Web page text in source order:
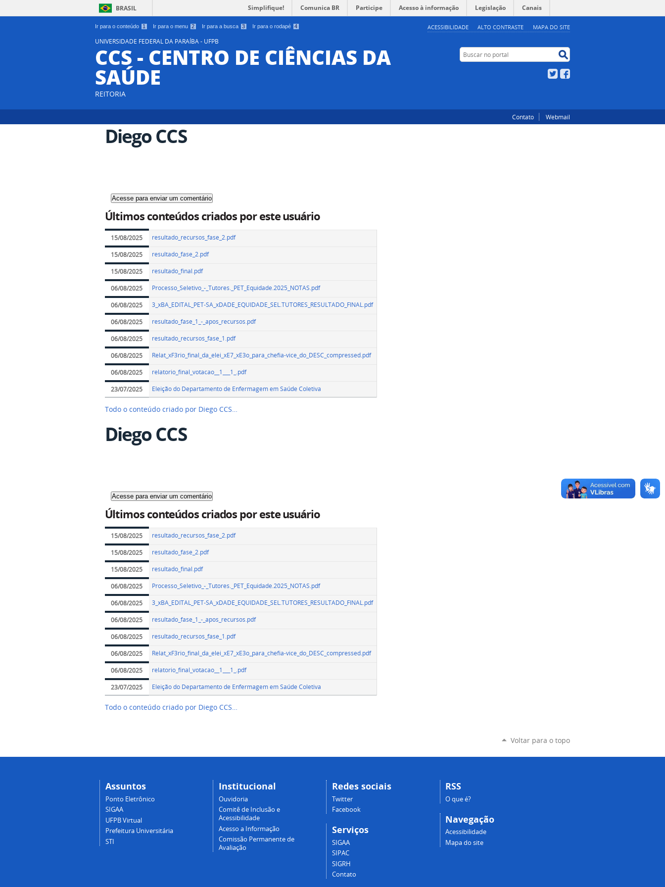
Ir para o conteúdo 1 Ir para o menu 2 Ir para a busca 3 Ir para o rodapé 4 ACESSIBILIDADE ALTO CONTRASTE MAPA DO SITE
BRASIL Simplifique! Comunica BR Participe Acesso à informação Legislação Canais
UNIVERSIDADE FEDERAL DA PARAÍBA - UFPB
CCS - CENTRO DE CIÊNCIAS DA
SAÚDE
REITORIA
Buscar no portal
Twitter
Contato Webmail
Diego CCS
Últimos conteúdos criados por este usuário
15/08/2025 resultado_recursos_fase_2.pdf
15/08/2025 resultado_fase_2.pdf
15/08/2025 resultado_final.pdf
06/08/2025 Processo_Seletivo_-_Tutores._PET_Equidade.2025_NOTAS.pdf
06/08/2025 3_xBA_EDITAL_PET-SA_xDADE_EQUIDADE_SEL.TUTORES_RESULTADO_FINAL.pdf
06/08/2025 resultado_fase_1_-_apos_recursos.pdf
06/08/2025 resultado_recursos_fase_1.pdf
06/08/2025 Relat_xF3rio_final_da_elei_xE7_xE3o_para_chefia-vice_do_DESC_compressed.pdf
06/08/2025 relatorio_final_votacao__1___1_.pdf
23/07/2025 Eleição do Departamento de Enfermagem em Saúde Coletiva
Todo o conteúdo criado por Diego CCS…
Diego CCS
Últimos conteúdos criados por este usuário
15/08/2025 resultado_recursos_fase_2.pdf
15/08/2025 resultado_fase_2.pdf
15/08/2025 resultado_final.pdf
06/08/2025 Processo_Seletivo_-_Tutores._PET_Equidade.2025_NOTAS.pdf
06/08/2025 3_xBA_EDITAL_PET-SA_xDADE_EQUIDADE_SEL.TUTORES_RESULTADO_FINAL.pdf
06/08/2025 resultado_fase_1_-_apos_recursos.pdf
06/08/2025 resultado_recursos_fase_1.pdf
06/08/2025 Relat_xF3rio_final_da_elei_xE7_xE3o_para_chefia-vice_do_DESC_compressed.pdf
06/08/2025 relatorio_final_votacao__1___1_.pdf
23/07/2025 Eleição do Departamento de Enfermagem em Saúde Coletiva
Todo o conteúdo criado por Diego CCS…
Voltar para o topo
Assuntos
Ponto Eletrônico
SIGAA
UFPB Virtual
Prefeitura Universitária
STI
Institucional
Ouvidoria
Comitê de Inclusão e
Acessibilidade
Acesso a Informação
Comissão Permanente de
Avaliação
Redes sociais
Twitter
Facebook
Serviços
SIGAA
SIPAC
SIGRH
Contato
RSS
O que é?
Navegação
Acessibilidade
Mapa do site